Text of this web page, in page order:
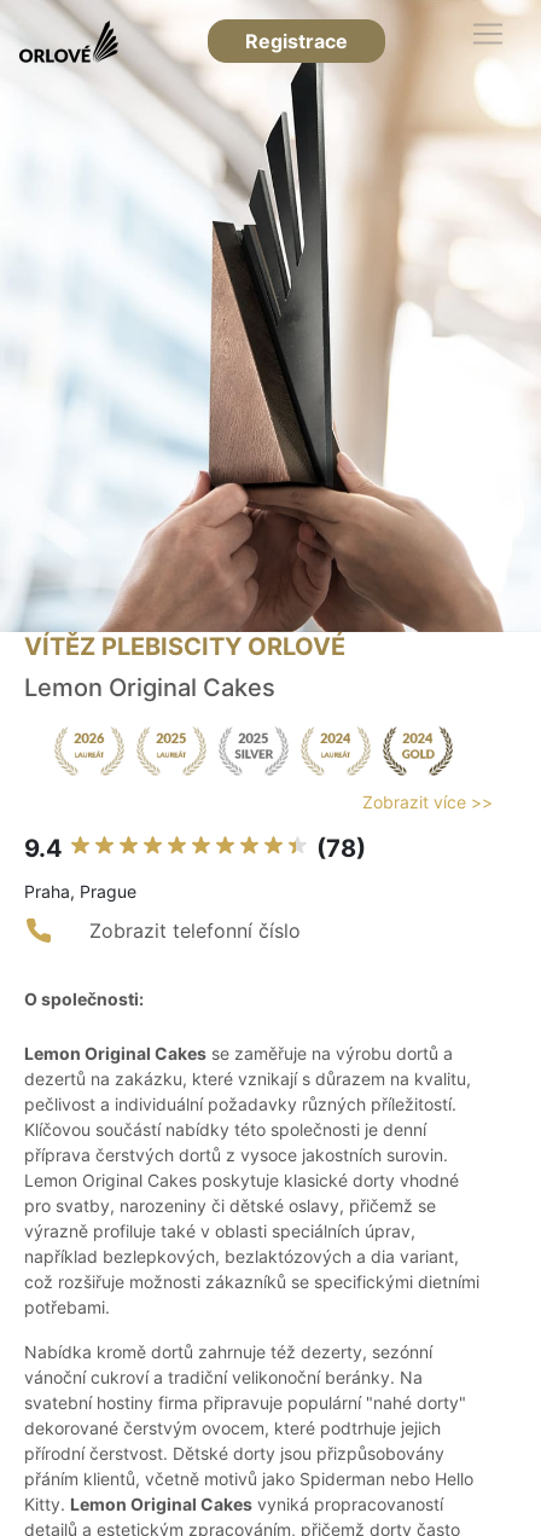
Registrace
VÍTĚZ PLEBISCITY ORLOVÉ
Lemon Original Cakes
Zobrazit více >>
9.4 (78)
Praha, Prague
Zobrazit telefonní číslo
O společnosti:
Lemon Original Cakes se zaměřuje na výrobu dortů a
dezertů na zakázku, které vznikají s důrazem na kvalitu,
pečlivost a individuální požadavky různých příležitostí.
Klíčovou součástí nabídky této společnosti je denní
příprava čerstvých dortů z vysoce jakostních surovin.
Lemon Original Cakes poskytuje klasické dorty vhodné
pro svatby, narozeniny či dětské oslavy, přičemž se
výrazně profiluje také v oblasti speciálních úprav,
například bezlepkových, bezlaktózových a dia variant,
což rozšiřuje možnosti zákazníků se specifickými dietními
potřebami.
Nabídka kromě dortů zahrnuje též dezerty, sezónní
vánoční cukroví a tradiční velikonoční beránky. Na
svatební hostiny firma připravuje populární "nahé dorty"
dekorované čerstvým ovocem, které podtrhuje jejich
přírodní čerstvost. Dětské dorty jsou přizpůsobovány
přáním klientů, včetně motivů jako Spiderman nebo Hello
Kitty. Lemon Original Cakes vyniká propracovaností
detailů a estetickým zpracováním, přičemž dorty často